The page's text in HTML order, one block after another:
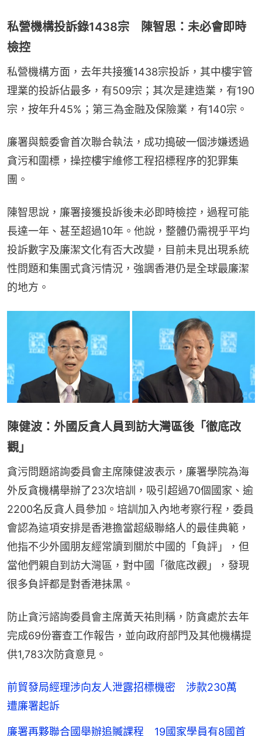
私營機構投訴錄1438宗 陳智思：未必會即時
檢控
私營機構方面，去年共接獲1438宗投訴，其中樓宇管
理業的投訴佔最多，有509宗；其次是建造業，有190
宗，按年升45%；第三為金融及保險業，有140宗。
廉署與競委會首次聯合執法，成功搗破一個涉嫌透過
貪污和圍標，操控樓宇維修工程招標程序的犯罪集
團。
陳智思說，廉署接獲投訴後未必即時檢控，過程可能
長達一年、甚至超過10年。他說，整體仍需視乎平均
投訴數字及廉潔文化有否大改變，目前未見出現系統
性問題和集團式貪污情況，強調香港仍是全球最廉潔
的地方。
陳健波：外國反貪人員到訪大灣區後「徹底改
觀」
貪污問題諮詢委員會主席陳健波表示，廉署學院為海
外反貪機構舉辦了23次培訓，吸引超過70個國家、逾
2200名反貪人員參加。培訓加入內地考察行程，委員
會認為這項安排是香港擔當超級聯絡人的最佳典範，
他指不少外國朋友經常讀到關於中國的「負評」，但
當他們親自到訪大灣區，對中國「徹底改觀」，發現
很多負評都是對香港抺黑。
防止貪污諮詢委員會主席黃天祐則稱，防貪處於去年
完成69份審查工作報告，並向政府部門及其他機構提
供1,783次防貪意見。
前貿發局經理涉向友人泄露招標機密 涉款230萬
遭廉署起訴
廉署再夥聯合國舉辦追贓課程 19國家學員有8國首